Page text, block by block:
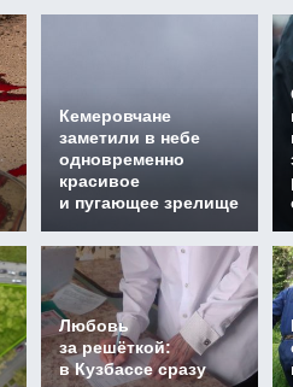
Кемеровчане
заметили в небе
одновременно
красивое
и пугающее зрелище
Любовь
за решёткой:
в Кузбассе сразу